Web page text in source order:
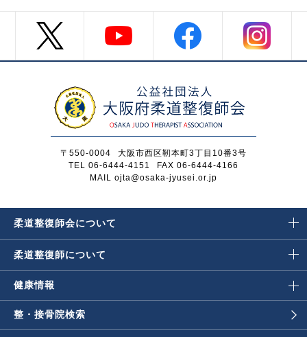
〒550-0004
大阪市西区靭本町3丁目10番3号
TEL 06-6444-4151
FAX 06-6444-4166
MAIL ojta@osaka-jyusei.or.jp
柔道整復師会について
柔道整復師について
健康情報
整・接骨院検索